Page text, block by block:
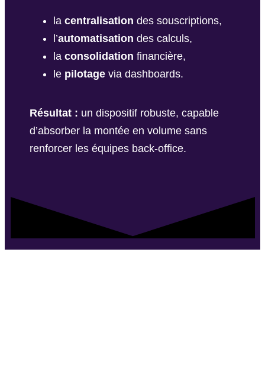
la centralisation des souscriptions,
l’automatisation des calculs,
la consolidation financière,
le pilotagevia dashboards.
Résultat : un dispositif robuste, capable
d’absorber la montée en volume sans
renforcer les équipes back-office.